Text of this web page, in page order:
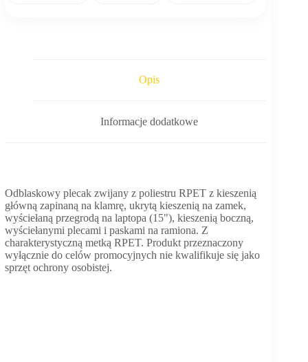
Opis
Informacje dodatkowe
Odblaskowy plecak zwijany z poliestru RPET z kieszenią
główną zapinaną na klamrę, ukrytą kieszenią na zamek,
wyściełaną przegrodą na laptopa (15"), kieszenią boczną,
wyściełanymi plecami i paskami na ramiona. Z
charakterystyczną metką RPET. Produkt przeznaczony
wyłącznie do celów promocyjnych nie kwalifikuje się jako
sprzęt ochrony osobistej.